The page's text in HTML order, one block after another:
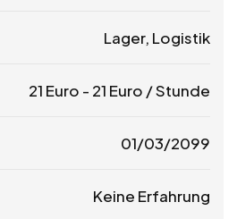
Lager, Logistik
21 Euro - 21 Euro / Stunde
01/03/2099
Keine Erfahrung